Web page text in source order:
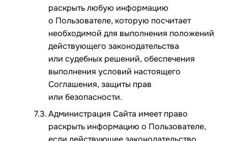
раскрыть любую информацию
о Пользователе, которую посчитает
необходимой для выполнения положений
действующего законодательства
или судебных решений, обеспечения
выполнения условий настоящего
Соглашения, защиты прав
или безопасности.
Администрация Сайта имеет право
раскрыть информацию о Пользователе,